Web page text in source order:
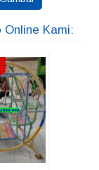
Online Kami: